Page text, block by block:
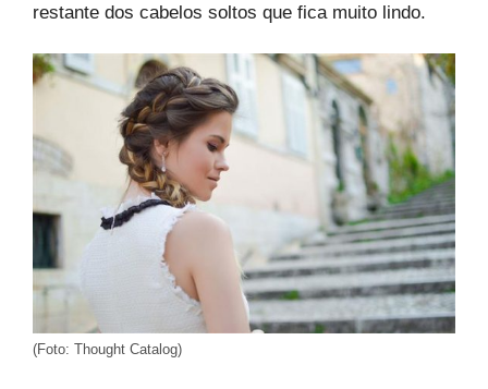
restante dos cabelos soltos que fica muito lindo.
(Foto: Thought Catalog)